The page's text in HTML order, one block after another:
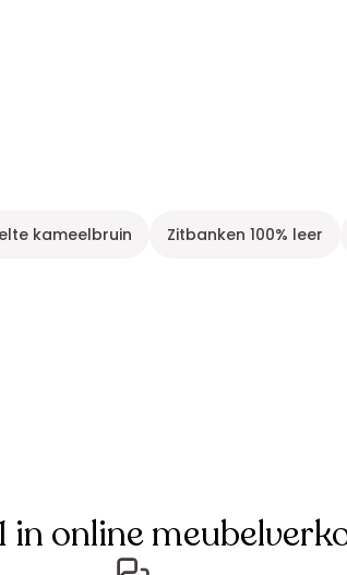
kameelbruin Zitbanken 100% leer
in online